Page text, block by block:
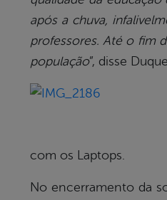
após a chuva,
professores. Até o fim
população”, disse
com os Laptops.
No encerramento da